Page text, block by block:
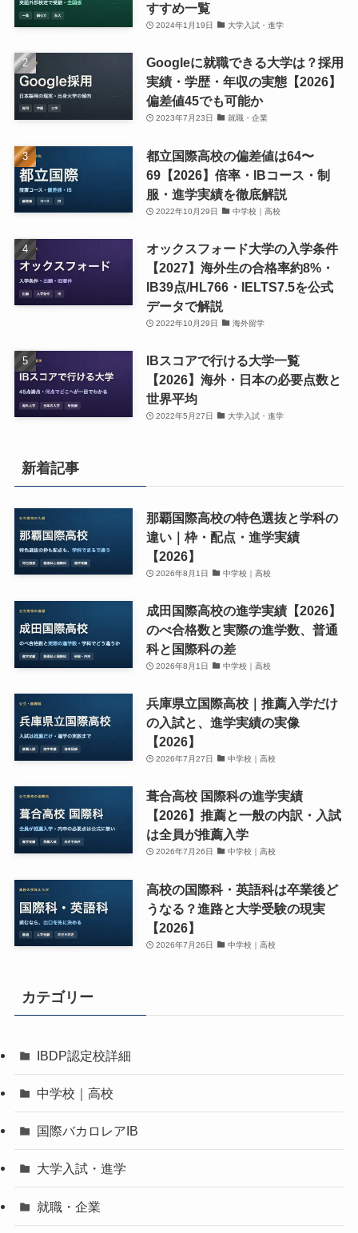
すすめ一覧
2024年1月19日 大学入試・進学
Googleに就職できる大学は？採用
実績・学歴・年収の実態【2026】
偏差値45でも可能か
2023年7月23日 就職・企業
都立国際高校の偏差値は64〜
69【2026】倍率・IBコース・制
服・進学実績を徹底解説
2022年10月29日 中学校｜高校
オックスフォード大学の入学条件
【2027】海外生の合格率約8%・
IB39点/HL766・IELTS7.5を公式
データで解説
2022年10月29日 海外留学
IBスコアで行ける大学一覧
【2026】海外・日本の必要点数と
世界平均
2022年5月27日 大学入試・進学
新着記事
那覇国際高校の特色選抜と学科の
違い｜枠・配点・進学実績
【2026】
2026年8月1日 中学校｜高校
成田国際高校の進学実績【2026】
のべ合格数と実際の進学数、普通
科と国際科の差
2026年8月1日 中学校｜高校
兵庫県立国際高校｜推薦入学だけ
の入試と、進学実績の実像
【2026】
2026年7月27日 中学校｜高校
葺合高校 国際科の進学実績
【2026】推薦と一般の内訳・入試
は全員が推薦入学
2026年7月26日 中学校｜高校
高校の国際科・英語科は卒業後ど
うなる？進路と大学受験の現実
【2026】
2026年7月26日 中学校｜高校
カテゴリー
IBDP認定校詳細
中学校｜高校
国際バカロレアIB
大学入試・進学
就職・企業